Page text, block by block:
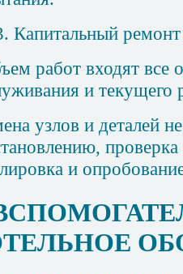
Капитальный ремонт
работ входят все
и текущего
узлов и деталей
и